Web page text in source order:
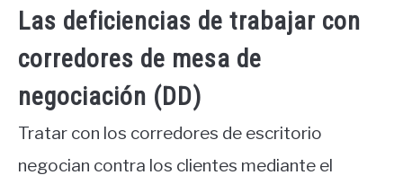
Las deficiencias de trabajar con
corredores de mesa de
negociación (DD)
Tratar con los corredores de escritorio
negocian contra los clientes mediante el